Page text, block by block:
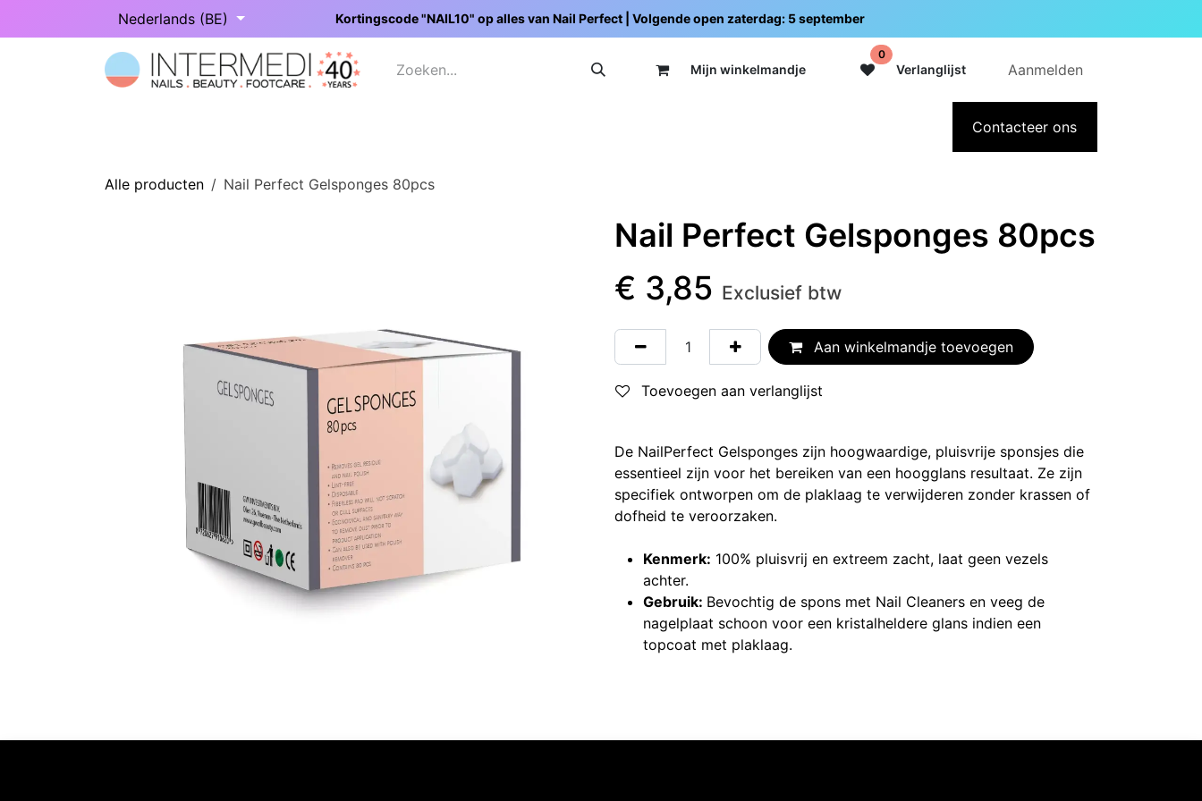
Overslaan naar inhoudNederlands (BE) Kortingscode "NAIL10" op alles van Nail Perfect | Volgende open zaterdag: 5 september
Mijn winkelmandje
0
Verlanglijst Aanmelden
Over IntermediContacteer ons
Alle producten Nail Perfect Gelsponges 80pcs
Nail Perfect Gelsponges 80pcs
De NailPerfect Gelsponges zijn hoogwaardige, pluisvrije sponsjes die
essentieel zijn voor het bereiken van een hoogglans resultaat. Ze zijn
specifiek ontworpen om de plaklaag te verwijderen zonder krassen of
dofheid te veroorzaken.
Kenmerk: 100% pluisvrij en extreem zacht, laat geen vezels
achter.
Gebruik: Bevochtig de spons met Nail Cleaners en veeg de
nagelplaat schoon voor een kristalheldere glans indien een
topcoat met plaklaag.
€ 3,85 Exclusief btw
Aan winkelmandje toevoegen
Toevoegen aan verlanglijst